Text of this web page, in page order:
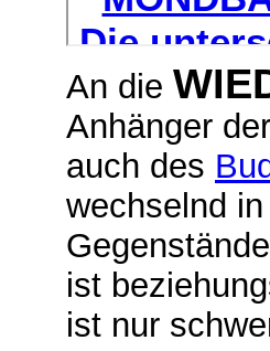
An die
Anhänger
auch des
wechselnd
ist
ist nur